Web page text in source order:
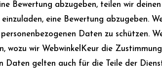
Bewertung abzugeben, teilen wir
eine Bewertung abzugeben.
Daten zu schützen.
wozu wir WebwinkelKeur die
Daten gelten auch für die Teile der